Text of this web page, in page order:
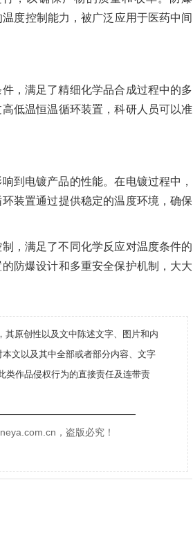
度控制能力，被广泛应用于医药中间
，满足了精细化学品合成过程中的多
低温恒温循环装置，科研人员可以准
到电镀产品的性能。在电镀过程中，
装置通过提供稳定的温度环境，确保
，满足了不同化学反应对温度条件的
防爆设计和多重安全保护机制，大大
其原创性以及文中陈述文字、图片和内
文以及其中全部或者部分内容、文字
类作品侵权行为的直接责任及连带责
，盗版必究！